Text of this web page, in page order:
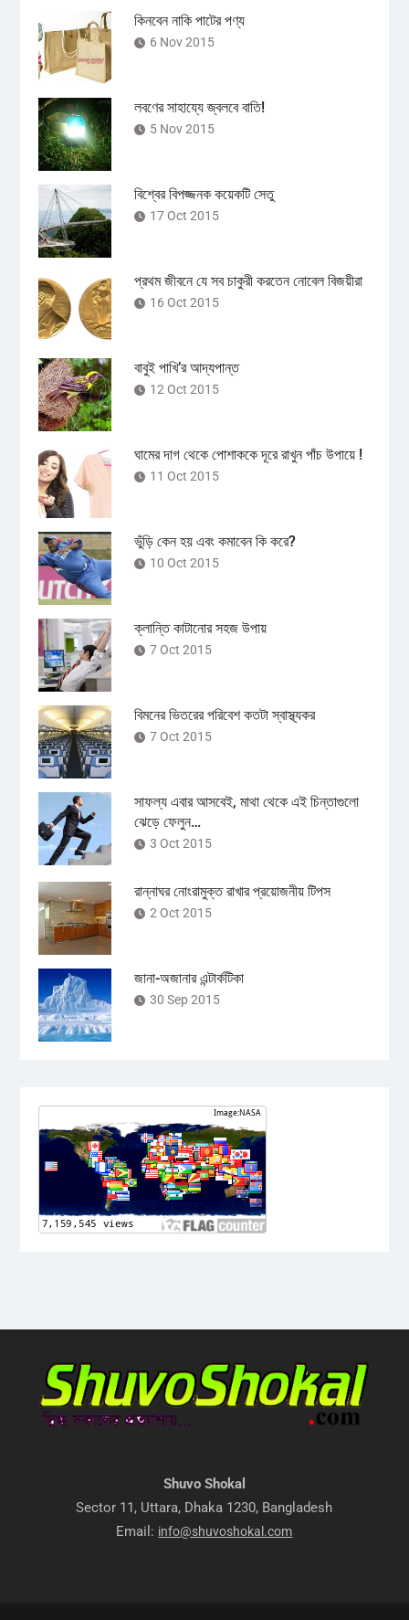
কিনবেন নাকি পাটের পণ্য
6 Nov 2015
লবণের সাহায্যে জ্বলবে বাতি!
5 Nov 2015
বিশ্বের বিপজ্জনক কয়েকটি সেতু
17 Oct 2015
প্রথম জীবনে যে সব চাকুরী করতেন নোবেল বিজয়ীরা
16 Oct 2015
বাবুই পাখি’র আদ্যপান্ত
12 Oct 2015
ঘামের দাগ থেকে পোশাককে দূরে রাখুন পাঁচ উপায়ে !
11 Oct 2015
ভুঁড়ি কেন হয় এবং কমাবেন কি করে?
10 Oct 2015
ক্লান্তি কাটানোর সহজ উপায়
7 Oct 2015
বিমনের ভিতরের পরিবেশ কতটা স্বাস্থ্যকর
7 Oct 2015
সাফল্য এবার আসবেই, মাথা থেকে এই চিন্তাগুলো
ঝেড়ে ফেলুন…
3 Oct 2015
রান্নাঘর নোংরামুক্ত রাখার প্রয়োজনীয় টিপস
2 Oct 2015
জানা-অজানার এন্টার্কটিকা
30 Sep 2015
Shuvo Shokal
Sector 11, Uttara, Dhaka 1230, Bangladesh
Email: info@shuvoshokal.com